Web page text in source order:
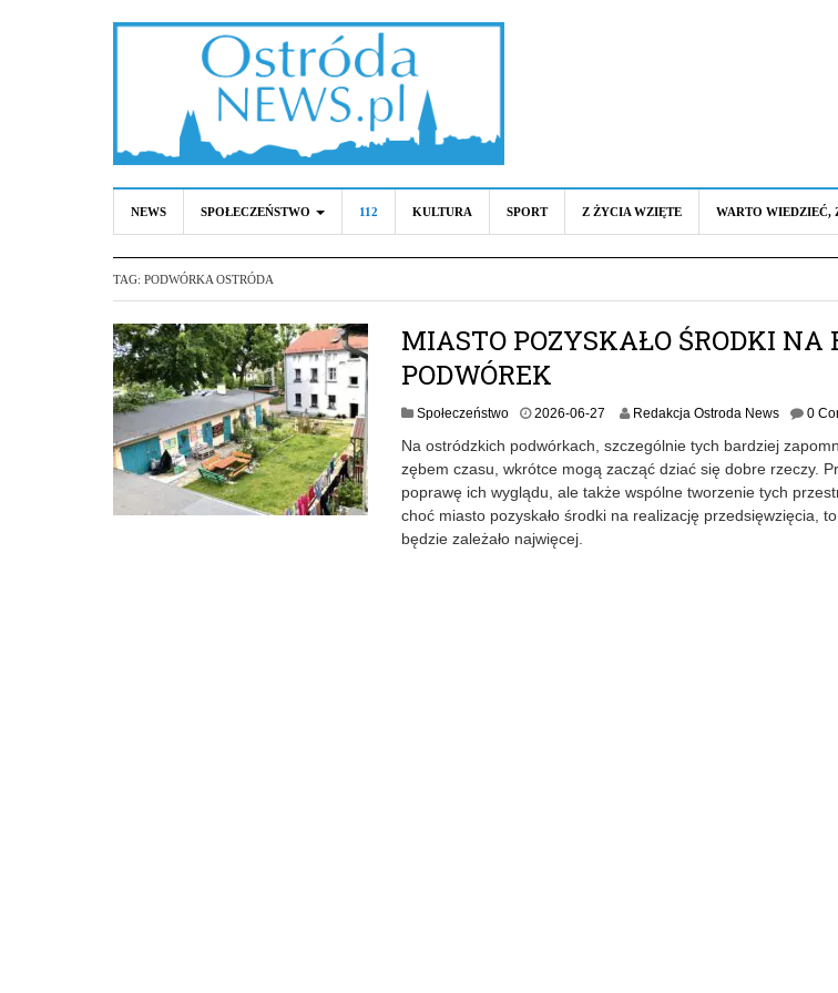
NEWS SPOŁECZEŃSTWO 112 KULTURA SPORT Z ŻYCIA WZIĘTE WARTO WIEDZIEĆ,
TAG: PODWÓRKA OSTRÓDA
MIASTO POZYSKAŁO ŚRODKI NA
PODWÓREK
Społeczeństwo 2026-06-27 Redakcja Ostroda News 0
Na ostródzkich podwórkach, szczególnie tych bardziej
zębem czasu, wkrótce mogą zacząć dziać się dobre rzeczy.
poprawę ich wyglądu, ale także wspólne tworzenie tych
choć miasto pozyskało środki na realizację przedsięwzięcia,
będzie zależało najwięcej.